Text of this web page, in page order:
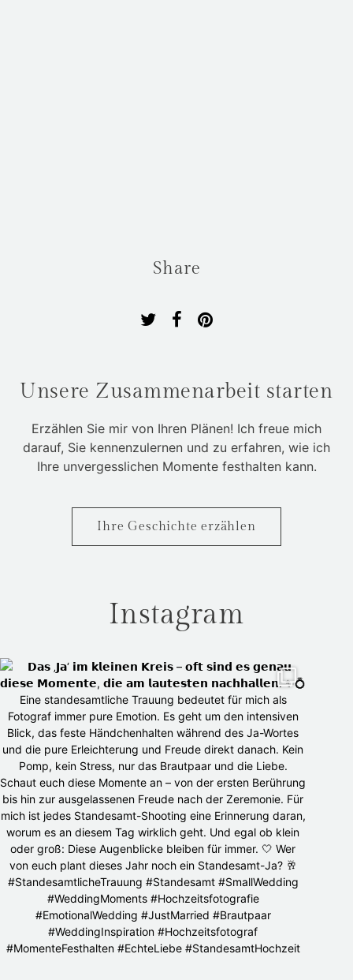
Share
Unsere Zusammenarbeit starten
Erzählen Sie mir von Ihren Plänen! Ich freue mich
darauf, Sie kennenzulernen und zu erfahren, wie ich
Ihre unvergesslichen Momente festhalten kann.
Ihre Geschichte erzählen
Instagram